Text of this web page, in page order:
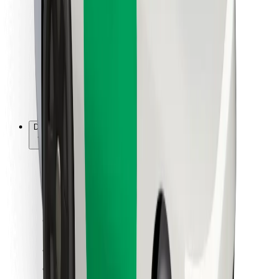
Sürücülər üçün
Kuryerlər üçün
Bolt Food
Restoranlar üçün
Biznes üçün Bolt
Digər
Təchizatçılar
Kukilər
Təhlükəsizlik
Dəqiqələr ərzində gediş əldə et!
Bolt tətbiqini endir